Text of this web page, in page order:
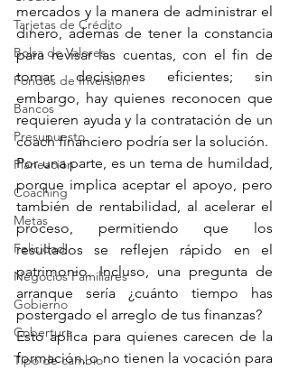
Tarjetas de Crédito
Bolsa de Valores
Fondos de Inversión
Bancos
Presupuesto
Planeación
Coaching
Metas
Felicidad
Negocios Familiares
Gobierno
Cobertura
Tipo de cambio
mercados y la manera de administrar el
dinero, además de tener la constancia
para revisar las cuentas, con el fin de
tomar decisiones eficientes; sin
embargo, hay quienes reconocen que
requieren ayuda y la contratación de un
coach financiero podría ser la solución.
Por una parte, es un tema de humildad,
porque implica aceptar el apoyo, pero
también de rentabilidad, al acelerar el
proceso, permitiendo que los
resultados se reflejen rápido en el
patrimonio. Incluso, una pregunta de
arranque sería ¿cuánto tiempo has
postergado el arreglo de tus finanzas?
Esto aplica para quienes carecen de la
formación, o no tienen la vocación para